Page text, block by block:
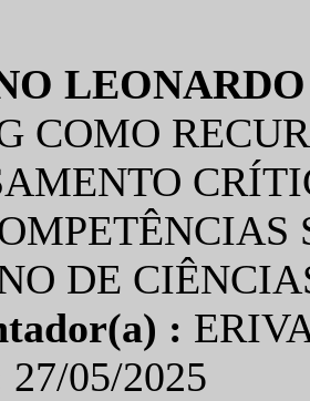
COMO
DE
:
27/05/2025